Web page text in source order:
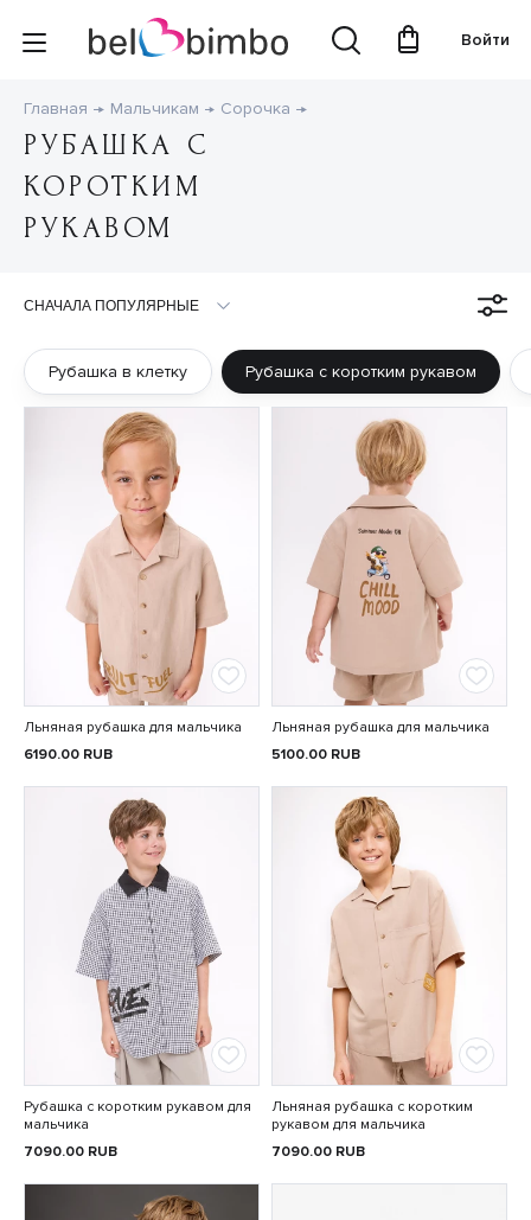
Войти
Главная Мальчикам Сорочка
РУБАШКА С
КОРОТКИМ
РУКАВОМ
Рубашка в клетку Рубашка с коротким рукавом
Льняная рубашка для мальчика
6190.00 RUB
Льняная рубашка для мальчика
5100.00 RUB
Рубашка с коротким рукавом для
мальчика
7090.00 RUB
Льняная рубашка с коротким
рукавом для мальчика
7090.00 RUB